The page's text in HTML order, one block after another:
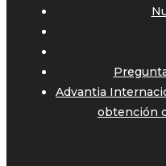
Advantia
obtención